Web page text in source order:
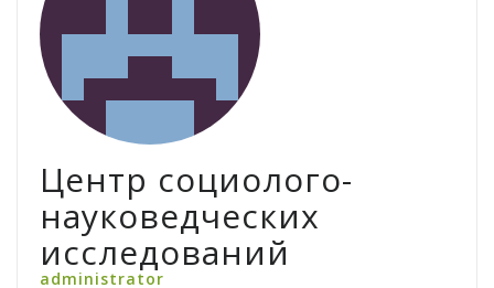
Центр социолого-
науковедческих
исследований
administrator